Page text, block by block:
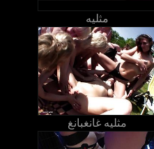
مثليه
مثليه غانغبانغ